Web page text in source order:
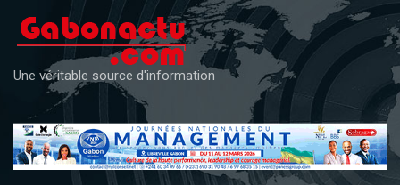
content
Une véritable source d'information